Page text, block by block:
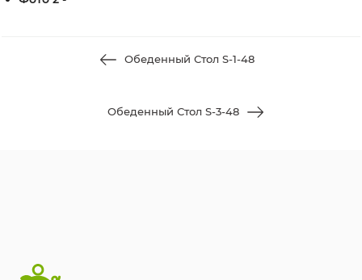
Обеденный Стол S-1-48
Обеденный Стол S-3-48